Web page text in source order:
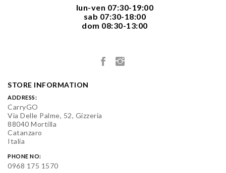
  lun-ven 07:30-19:00
  sab 07:30-18:00
  dom 08:30-13:00
STORE INFORMATION
ADDRESS:
CarryGO
Via Delle Palme, 52, Gizzeria
88040 Mortilla
Catanzaro
Italia
PHONE NO:
0968 175 1570